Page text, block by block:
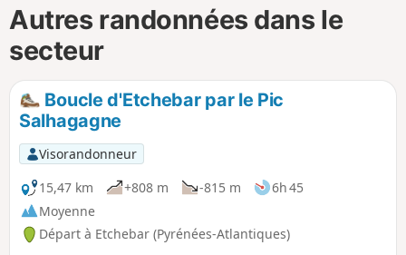
Autres randonnées dans le
secteur
Boucle d'Etchebar par le Pic
Salhagagne
Visorandonneur
15,47 km
+808 m -815 m
6h 45
Moyenne
Départ à Etchebar (Pyrénées-Atlantiques)